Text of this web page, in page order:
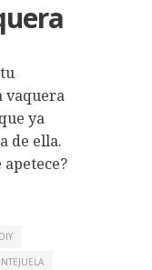
vaquera
ya
de ella.
apetece?
DIY